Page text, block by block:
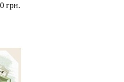
грн.